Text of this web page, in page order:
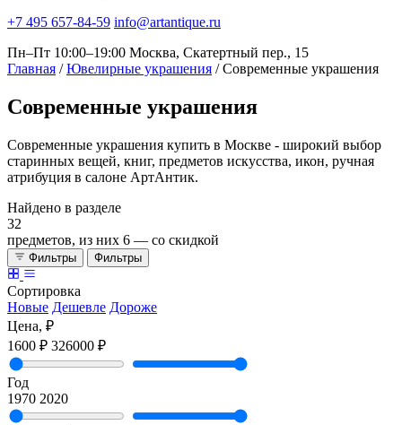
+7 495 657-84-59 info@artantique.ru
Пн–Пт 10:00–19:00 Москва, Скатертный пер., 15
Главная / Ювелирные украшения / Современные украшения
Современные украшения
Современные украшения купить в Москве - широкий выбор
старинных вещей, книг, предметов искусства, икон, ручная
атрибуция в салоне АртАнтик.
Найдено в разделе
32
предметов, из них 6 — со скидкой
Фильтры Фильтры
Сортировка
Новые Дешевле Дороже
Цена, ₽
1600 ₽ 326000 ₽
Год
1970 2020